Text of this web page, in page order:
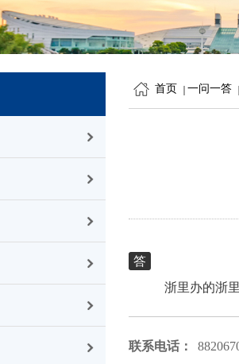
首页 一问一答
答
浙里办的浙
联系电话：